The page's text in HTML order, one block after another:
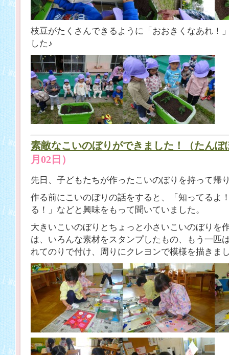
枝豆がたくさんできるように「おおきくなあれ！
した♪
素敵なこいのぼりができました！（たんぽ
月02日）
先日、子どもたちが作ったこいのぼりを持って帰
作る前にこいのぼりの話をすると、「知ってるよ
る！」などと興味をもって聞いていました。
大きいこいのぼりとちょっと小さいこいのぼりを
は、いろんな素材をスタンプしたもの、もう一匹
れてのりで付け、周りにクレヨンで模様を描きま